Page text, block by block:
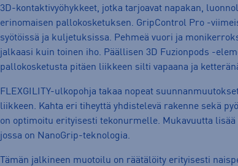
3D-kontaktivyöhykkeet, jotka tarjoavat napakan,
erinomaisen pallokosketuksen. GripControl Pro -
syötöissä ja kuljetuksissa. Pehmeä vuori ja
jalkaasi kuin toinen iho. Päällisen 3D Fuzionpods -
pallokosketusta pitäen liikkeen silti vapaana ja
FLEXGILITY-ulkopohja takaa nopeat
liikkeen. Kahta eri tiheyttä yhdistelevä rakenne sekä
on optimoitu erityisesti tekonurmelle. Mukavuutta
jossa on NanoGrip-teknologia.
Tämän jalkineen muotoilu on räätälöity erityisesti